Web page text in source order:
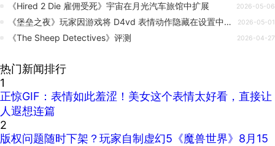
《Hired 2 Die 雇佣受死》宇宙在月光汽车旅馆中扩展 2026-05-06
《堡垒之夜》玩家因游戏将 D4vd 表情动作隐藏在设置中而感到不满 2026-05-01
《The Sheep Detectives》评测 2026-04-27
热门新闻排行
1
正惊GIF：表情如此羞涩！美女这个表情太好看，直接让
人遐想连篇
2
版权问题随时下架？玩家自制虚幻5《魔兽世界》8月15